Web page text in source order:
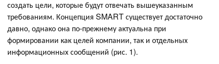
создать цели, которые будут отвечать вышеуказанным
требованиям. Концепция SMART существует достаточно
давно, однако она по-прежнему актуальна при
формировании как целей компании, так и отдельных
информационных сообщений (рис. 1).